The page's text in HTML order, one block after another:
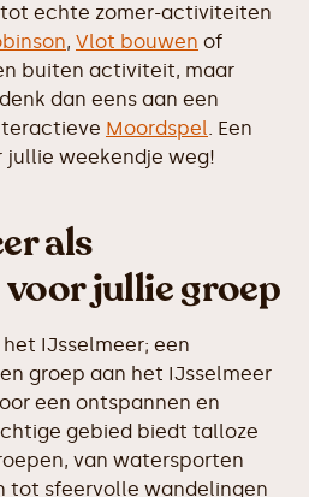
tot echte zomer-activiteiten
, Vlot bouwen of
buiten activiteit, maar
dan eens aan een
Moordspel. Een
jullie weekendje weg!
als
jullie groep
IJsselmeer; een
groep aan het IJsselmeer
een ontspannen en
gebied biedt talloze
van watersporten
tot sfeervolle wandelingen